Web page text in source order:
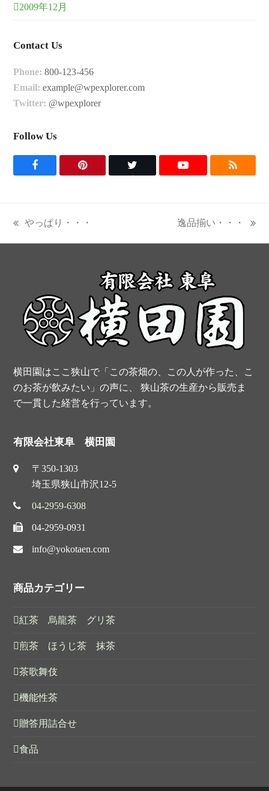
2009年12月
Contact Us
Phone: 800-123-456
Email: example@wpexplorer.com
Twitter: @wpexplorer
Follow Us
F
o
k
P
s
t
T
e
Y
u
b
R
previous
post:
やっぱり・・・
next
post:
逸品揃い・・・
横田園はここ狭山で「この茶畑の、この人が作った、こ
のお茶が飲みたい」の声に、 狭山茶の生産から販売ま
で一貫した経営を行っています。
有限会社東阜 横田園
〒350-1303
埼玉県狭山市沢12-5
04-2959-6308
04-2959-0931
info@yokotaen.com
商品カテゴリー
紅茶 烏龍茶 グリ茶
煎茶 ほうじ茶 抹茶
茶歌舞伎
機能性茶
贈答用詰合せ
食品